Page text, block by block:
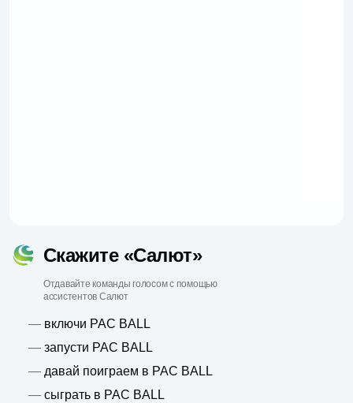
Скажите «Салют»
Отдавайте команды голосом с помощью
ассистентов Салют
— включи PAC BALL
— запусти PAC BALL
— давай поиграем в PAC BALL
— сыграть в PAC BALL